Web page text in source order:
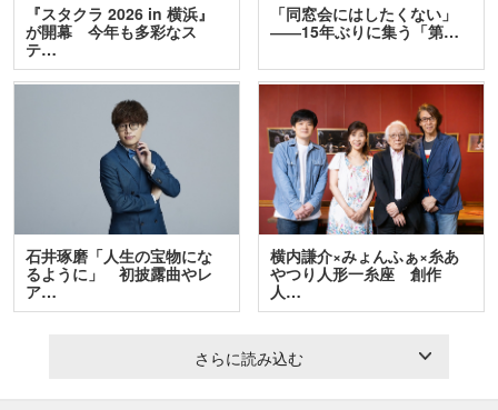
『スタクラ 2026 in 横浜』
が開幕 今年も多彩なス
テ…
「同窓会にはしたくない」
――15年ぶりに集う「第…
石井琢磨「人生の宝物にな
るように」 初披露曲やレ
ア…
横内謙介×みょんふぁ×糸あ
やつり人形一糸座 創作
人…
さらに読み込む